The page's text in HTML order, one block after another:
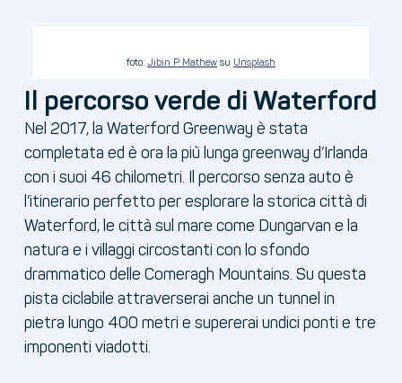
foto: Jibin P Mathewsu Unsplash
Il percorso verde di Waterford
Nel 2017, la Waterford Greenway è stata
completata ed è ora la più lunga greenway d’Irlanda
con i suoi 46 chilometri. Il percorso senza auto è
l’itinerario perfetto per esplorare la storica città di
Waterford, le città sul mare come Dungarvan e la
natura e i villaggi circostanti con lo sfondo
drammatico delle Comeragh Mountains. Su questa
pista ciclabile attraverserai anche un tunnel in
pietra lungo 400 metri e supererai undici ponti e tre
imponenti viadotti.